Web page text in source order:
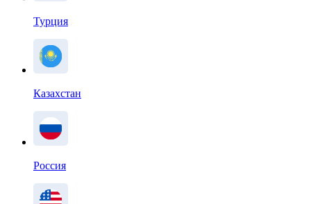
Турция
Казахстан
Россия